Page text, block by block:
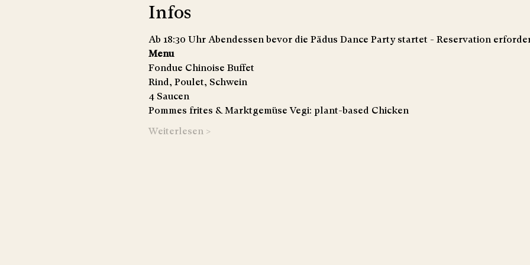
Infos
Ab 18:30 Uhr Abendessen bevor die Pädus Dance Party startet - Reservation
Menu
Fondue Chinoise Buffet
Rind, Poulet, Schwein
4 Saucen
Pommes frites & Marktgemüse Vegi: plant-based Chicken
Weiterlesen >